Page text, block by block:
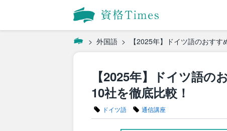
外国語 【2025年】ドイツ語のおす
【2025年】ドイツ語
10社を徹底比較！
ドイツ語 通信講座